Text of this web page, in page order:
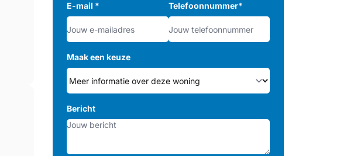
E-mail * Telefoonnummer*
Maak een keuze
Bericht